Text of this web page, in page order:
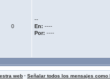
0
--
En: ----
Por: ----
web · Señalar todos los mensajes como